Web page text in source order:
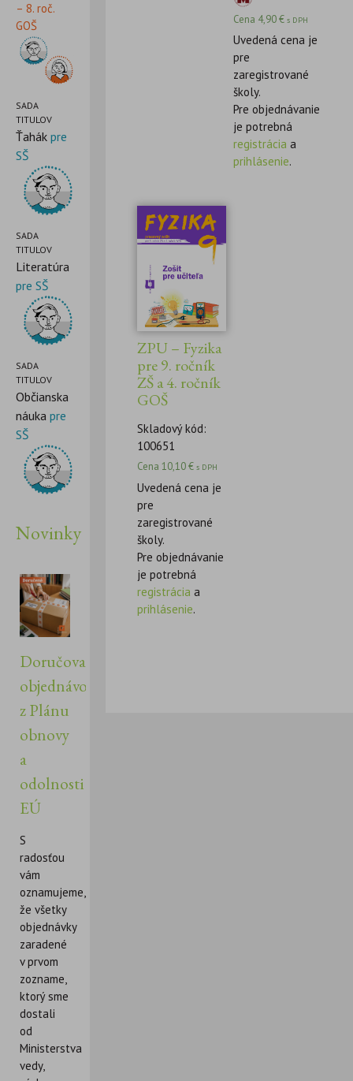
– 8. roč.
GOŠ
SADA
TITULOV
Ťahák pre
SŠ
SADA
TITULOV
Literatúra
pre SŠ
SADA
TITULOV
Občianska
náuka pre
SŠ
Novinky
Doručovanie
objednávok
z Plánu
obnovy
a
odolnosti
EÚ
S
radosťou
vám
oznamujeme,
že všetky
objednávky
zaradené
v prvom
zozname,
ktorý sme
dostali
od
Ministerstva
vedy,
Cena 4,90€ s DPH
Uvedená cena je
pre
zaregistrované
školy.
Pre objednávanie
je potrebná
registrácia a
prihlásenie.
ZPU – Fyzika
pre 9. ročník
ZŠ a 4. ročník
GOŠ
Skladový kód:
100651
Cena10,10€ s DPH
Uvedená cena je
pre
zaregistrované
školy.
Pre objednávanie
je potrebná
registrácia a
prihlásenie.